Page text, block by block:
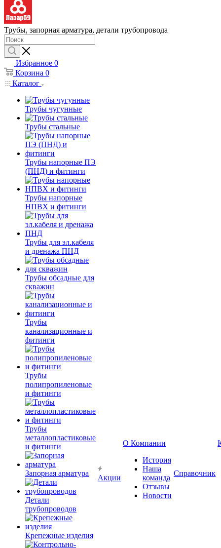
Трубы, запорная арматура, детали трубопровода
Избранное 0
Корзина 0
Каталог
Трубы чугунные
Трубы стальные
Трубы напорные ПЭ
(ПНД) и фитинги
Трубы напорные
НПВХ и фитинги
Трубы для эл.кабеля
и дренажа ПНД
Трубы обсадные для
скважин
Трубы
канализационные и
фитинги
Трубы
полипропиленовые
и фитинги
Трубы
металлопластиковые
и фитинги
Запорная арматура
Детали
трубопроводов
Крепежные изделия
Акции
О Компании
История
Наша
команда
Отзывы
Новости
Справочник